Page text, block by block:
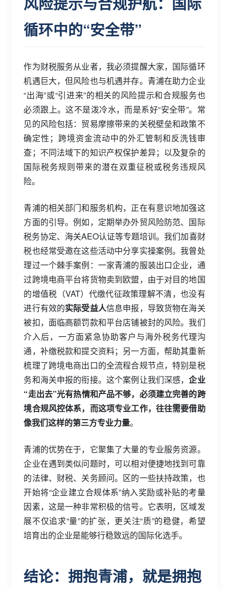
循环中的“安全带”
作为财税服务从业者，我必须提醒大家，国际循环
机遇巨大，但风险也与机遇并存。青浦在助力企业
“出海”或“引进来”的相关的风险提示和合规服务也
必须跟上。这不是泼冷水，而是系好“安全带”。常
见的风险包括：贸易摩擦带来的关税壁垒和政策不
确定性；跨境资金流动中的外汇管制和反洗钱审
查；不同法域下的知识产权保护差异；以及复杂的
国际税务规则带来的潜在双重征税或税务违规风
险。
青浦的相关部门和服务机构，正在有意识地加强这
方面的引导。例如，定期举办外贸风险防范、国际
税务协定、海关AEO认证等专题培训。我们加喜财
税也经常受邀在这些活动中分享实操案例。我曾处
理过一个棘手案例：一家青浦的服装出口企业，通
过跨境电商平台将货物卖到欧盟，由于对目的地国
的增值税（VAT）代缴代征政策理解不清，也没有
进行有效的实际受益人信息申报，导致货物在海关
被扣，面临高额罚款和平台店铺被封的风险。我们
介入后，一方面紧急协助客户与海外税务代理沟
通，补缴税款和提交资料；另一方面，帮助其重新
梳理了跨境电商出口的全流程合规节点，特别是税
务和海关申报的衔接。这个案例让我们深感，企业
“走出去”光有热情和产品不够，必须建立完善的跨
境合规风控体系，而这项专业工作，往往需要借助
像我们这样的第三方专业力量。
青浦的优势在于，它聚集了大量的专业服务资源。
企业在遇到类似问题时，可以相对便捷地找到可靠
的法律、财税、关务顾问。区的一些扶持政策，也
开始将“企业建立合规体系”纳入奖励或补贴的考量
因素，这是一种非常积极的信号。它表明，区域发
展不仅追求“量”的扩张，更关注“质”的稳健，希望
培育出的企业是能够行稳致远的国际化选手。
结论：拥抱青浦，就是拥抱